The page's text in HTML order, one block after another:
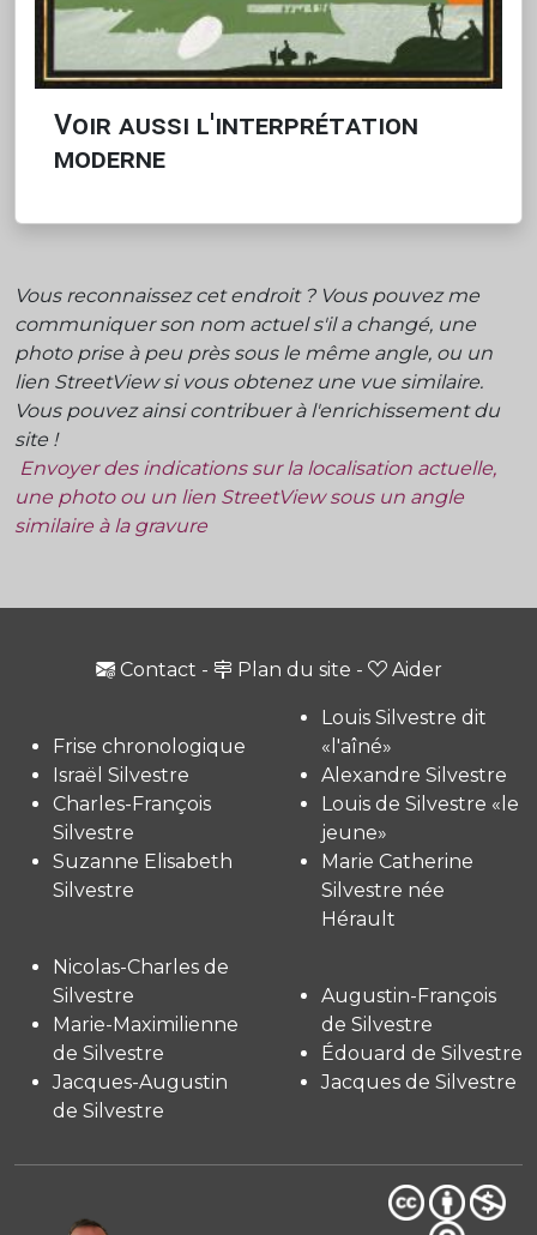
Voir aussi l'interprétation
moderne
Vous reconnaissez cet endroit ? Vous pouvez me
communiquer son nom actuel s'il a changé, une
photo prise à peu près sous le même angle, ou un
lien StreetView si vous obtenez une vue similaire.
Vous pouvez ainsi contribuer à l'enrichissement du
site !
Envoyer des indications sur la localisation actuelle,
une photo ou un lien StreetView sous un angle
similaire à la gravure
Contact - Plan du site - Aider
Frise chronologique
Israël Silvestre
Charles-François
Silvestre
Suzanne Elisabeth
Silvestre
Louis Silvestre dit
«l'aîné»
Alexandre Silvestre
Louis de Silvestre «le
jeune»
Marie Catherine
Silvestre née
Hérault
Nicolas-Charles de
Silvestre
Marie-Maximilienne
de Silvestre
Jacques-Augustin
de Silvestre
Augustin-François
de Silvestre
Édouard de Silvestre
Jacques de Silvestre